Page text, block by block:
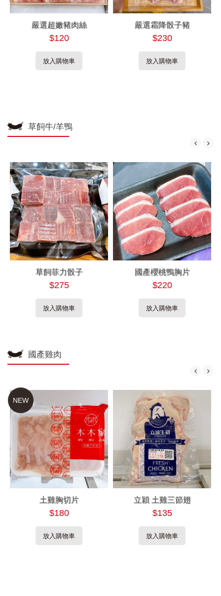
嚴選超嫩豬肉絲
$120
放入購物車
嚴選霜降骰子豬
$230
放入購物車
草飼牛/羊鴨
草飼菲力骰子
$275
放入購物車
國產櫻桃鴨胸片
$220
放入購物車
國產雞肉
NEW
土雞胸切片
$180
放入購物車
立穎 土雞三節翅
$135
放入購物車